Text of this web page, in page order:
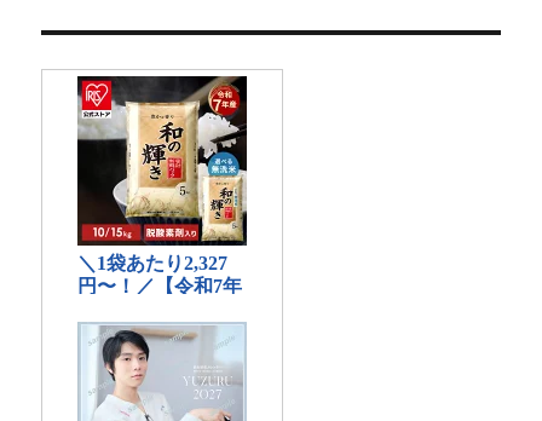
象: